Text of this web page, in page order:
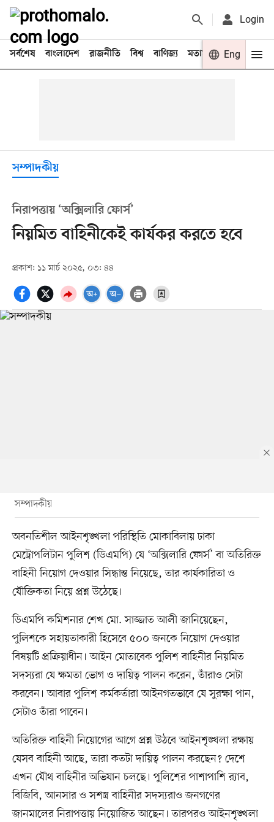
Login
সর্বশেষ বাংলাদেশ রাজনীতি বিশ্ব বাণিজ্য মতামত খেলা
Eng
সম্পাদকীয়
নিরাপত্তায় ‘অক্সিলারি ফোর্স’
নিয়মিত বাহিনীকেই কার্যকর করতে হবে
প্রকাশ: ১১ মার্চ ২০২৫, ০৩: ৪৪
সম্পাদকীয়
অবনতিশীল আইনশৃঙ্খলা পরিস্থিতি মোকাবিলায় ঢাকা
মেট্রোপলিটান পুলিশ (ডিএমপি) যে ‘অক্সিলারি ফোর্স’ বা অতিরিক্ত
বাহিনী নিয়োগ দেওয়ার সিদ্ধান্ত নিয়েছে, তার কার্যকারিতা ও
যৌক্তিকতা নিয়ে প্রশ্ন উঠেছে।
ডিএমপি কমিশনার শেখ মো. সাজ্জাত আলী জানিয়েছেন,
পুলিশকে সহায়তাকারী হিসেবে ৫০০ জনকে নিয়োগ দেওয়ার
বিষয়টি প্রক্রিয়াধীন। আইন মোতাবেক পুলিশ বাহিনীর নিয়মিত
সদস্যরা যে ক্ষমতা ভোগ ও দায়িত্ব পালন করেন, তাঁরাও সেটা
করবেন। আবার পুলিশ কর্মকর্তারা আইনগতভাবে যে সুরক্ষা পান,
সেটাও তাঁরা পাবেন।
অতিরিক্ত বাহিনী নিয়োগের আগে প্রশ্ন উঠবে আইনশৃঙ্খলা রক্ষায়
যেসব বাহিনী আছে, তারা কতটা দায়িত্ব পালন করছেন? দেশে
এখন যৌথ বাহিনীর অভিযান চলছে। পুলিশের পাশাপাশি র‍্যাব,
বিজিবি, আনসার ও সশস্ত্র বাহিনীর সদস্যরাও জনগণের
জানমালের নিরাপত্তায় নিয়োজিত আছেন। তারপরও আইনশৃঙ্খলা